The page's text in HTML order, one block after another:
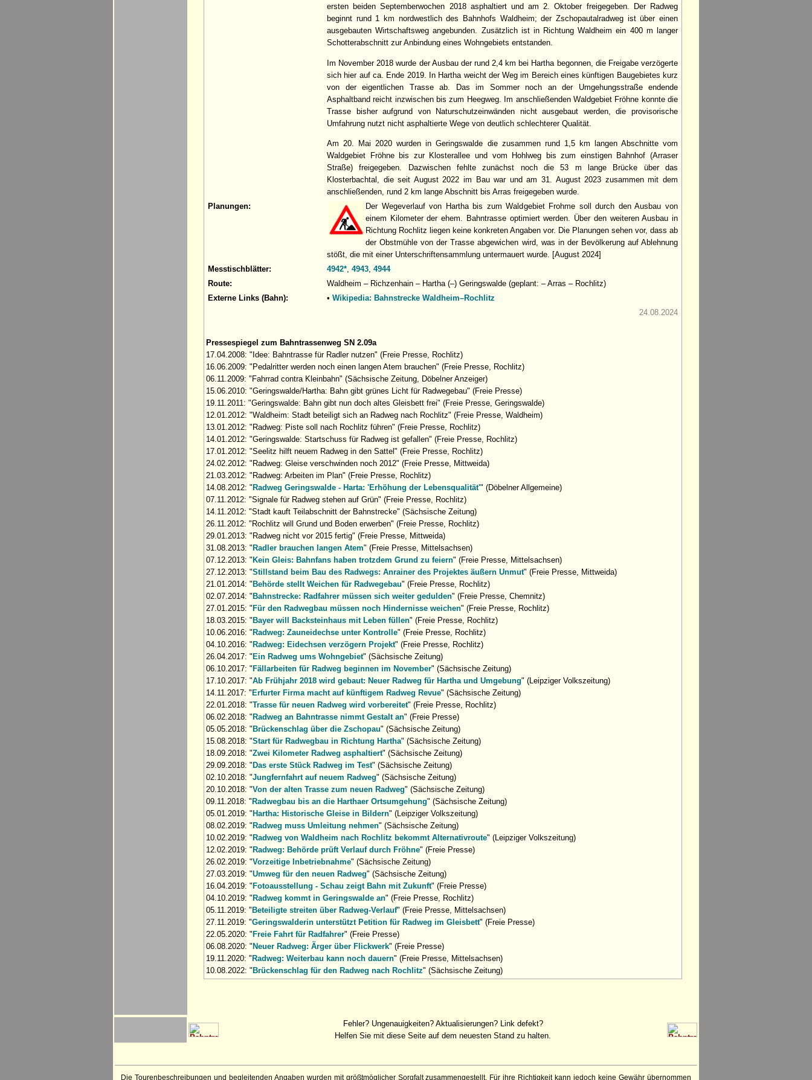
ersten beiden Septemberwochen 2018 asphaltiert und am 2. Oktober freigegeben. Der Radweg
beginnt rund 1 km nordwestlich des Bahnhofs Waldheim; der Zschopautalradweg ist über einen
ausgebauten Wirtschaftsweg angebunden. Zusätzlich ist in Richtung Waldheim ein 400 m langer
Schotterabschnitt zur Anbindung eines Wohngebiets entstanden.
Im November 2018 wurde der Ausbau der rund 2,4 km bei Hartha begonnen, die Freigabe verzögerte
sich hier auf ca. Ende 2019. In Hartha weicht der Weg im Bereich eines künftigen Baugebietes kurz
von der eigentlichen Trasse ab. Das im Sommer noch an der Umgehungsstraße endende
Asphaltband reicht inzwischen bis zum Heegweg. Im anschließenden Waldgebiet Fröhne konnte die
Trasse bisher aufgrund von Naturschutzeinwänden nicht ausgebaut werden, die provisorische
Umfahrung nutzt nicht asphaltierte Wege von deutlich schlechterer Qualität.
Am 20. Mai 2020 wurden in Geringswalde die zusammen rund 1,5 km langen Abschnitte vom
Waldgebiet Fröhne bis zur Klosterallee und vom Hohlweg bis zum einstigen Bahnhof (Arraser
Straße) freigegeben. Dazwischen fehlte zunächst noch die 53 m lange Brücke über das
Klosterbachtal, die seit August 2022 im Bau war und am 31. August 2023 zusammen mit dem
anschließenden, rund 2 km lange Abschnitt bis Arras freigegeben wurde.
Planungen:
Der Wegeverlauf von Hartha bis zum Waldgebiet Frohme soll durch den Ausbau von
einem Kilometer der ehem. Bahntrasse optimiert werden. Über den weiteren Ausbau in
Richtung Rochlitz liegen keine konkreten Angaben vor. Die Planungen sehen vor, dass ab
der Obstmühle von der Trasse abgewichen wird, was in der Bevölkerung auf Ablehnung
stößt, die mit einer Unterschriftensammlung untermauert wurde. [August 2024]
Messtischblätter:
4942*, 4943, 4944
Route:
Waldheim – Richzenhain – Hartha (–) Geringswalde (geplant: – Arras – Rochlitz)
Externe Links (Bahn):
• Wikipedia: Bahnstrecke Waldheim–Rochlitz
24.08.2024
Pressespiegel zum Bahntrassenweg SN 2.09a
17.04.2008: "Idee: Bahntrasse für Radler nutzen" (Freie Presse, Rochlitz)
16.06.2009: "Pedalritter werden noch einen langen Atem brauchen" (Freie Presse, Rochlitz)
06.11.2009: "Fahrrad contra Kleinbahn" (Sächsische Zeitung, Döbelner Anzeiger)
15.06.2010: "Geringswalde/Hartha: Bahn gibt grünes Licht für Radwegebau" (Freie Presse)
19.11.2011: "Geringswalde: Bahn gibt nun doch altes Gleisbett frei" (Freie Presse, Geringswalde)
12.01.2012: "Waldheim: Stadt beteiligt sich an Radweg nach Rochlitz" (Freie Presse, Waldheim)
13.01.2012: "Radweg: Piste soll nach Rochlitz führen" (Freie Presse, Rochlitz)
14.01.2012: "Geringswalde: Startschuss für Radweg ist gefallen" (Freie Presse, Rochlitz)
17.01.2012: "Seelitz hilft neuem Radweg in den Sattel" (Freie Presse, Rochlitz)
24.02.2012: "Radweg: Gleise verschwinden noch 2012" (Freie Presse, Mittweida)
21.03.2012: "Radweg: Arbeiten im Plan" (Freie Presse, Rochlitz)
14.08.2012: "Radweg Geringswalde - Harta: 'Erhöhung der Lebensqualität'" (Döbelner Allgemeine)
07.11.2012: "Signale für Radweg stehen auf Grün" (Freie Presse, Rochlitz)
14.11.2012: "Stadt kauft Teilabschnitt der Bahnstrecke" (Sächsische Zeitung)
26.11.2012: "Rochlitz will Grund und Boden erwerben" (Freie Presse, Rochlitz)
29.01.2013: "Radweg nicht vor 2015 fertig" (Freie Presse, Mittweida)
31.08.2013: "Radler brauchen langen Atem" (Freie Presse, Mittelsachsen)
07.12.2013: "Kein Gleis: Bahnfans haben trotzdem Grund zu feiern" (Freie Presse, Mittelsachsen)
27.12.2013: "Stillstand beim Bau des Radwegs: Anrainer des Projektes äußern Unmut" (Freie Presse, Mittweida)
21.01.2014: "Behörde stellt Weichen für Radwegebau" (Freie Presse, Rochlitz)
02.07.2014: "Bahnstrecke: Radfahrer müssen sich weiter gedulden" (Freie Presse, Chemnitz)
27.01.2015: "Für den Radwegbau müssen noch Hindernisse weichen" (Freie Presse, Rochlitz)
18.03.2015: "Bayer will Backsteinhaus mit Leben füllen" (Freie Presse, Rochlitz)
10.06.2016: "Radweg: Zauneidechse unter Kontrolle" (Freie Presse, Rochlitz)
04.10.2016: "Radweg: Eidechsen verzögern Projekt" (Freie Presse, Rochlitz)
26.04.2017: "Ein Radweg ums Wohngebiet" (Sächsische Zeitung)
06.10.2017: "Fällarbeiten für Radweg beginnen im November" (Sächsische Zeitung)
17.10.2017: "Ab Frühjahr 2018 wird gebaut: Neuer Radweg für Hartha und Umgebung" (Leipziger Volkszeitung)
14.11.2017: "Erfurter Firma macht auf künftigem Radweg Revue" (Sächsische Zeitung)
22.01.2018: "Trasse für neuen Radweg wird vorbereitet" (Freie Presse, Rochlitz)
06.02.2018: "Radweg an Bahntrasse nimmt Gestalt an" (Freie Presse)
05.05.2018: "Brückenschlag über die Zschopau" (Sächsische Zeitung)
15.08.2018: "Start für Radwegbau in Richtung Hartha" (Sächsische Zeitung)
18.09.2018: "Zwei Kilometer Radweg asphaltiert" (Sächsische Zeitung)
29.09.2018: "Das erste Stück Radweg im Test" (Sächsische Zeitung)
02.10.2018: "Jungfernfahrt auf neuem Radweg" (Sächsische Zeitung)
20.10.2018: "Von der alten Trasse zum neuen Radweg" (Sächsische Zeitung)
09.11.2018: "Radwegbau bis an die Harthaer Ortsumgehung" (Sächsische Zeitung)
05.01.2019: "Hartha: Historische Gleise in Bildern" (Leipziger Volkszeitung)
08.02.2019: "Radweg muss Umleitung nehmen" (Sächsische Zeitung)
10.02.2019: "Radweg von Waldheim nach Rochlitz bekommt Alternativroute" (Leipziger Volkszeitung)
12.02.2019: "Radweg: Behörde prüft Verlauf durch Fröhne" (Freie Presse)
26.02.2019: "Vorzeitige Inbetriebnahme" (Sächsische Zeitung)
27.03.2019: "Umweg für den neuen Radweg" (Sächsische Zeitung)
16.04.2019: "Fotoausstellung - Schau zeigt Bahn mit Zukunft" (Freie Presse)
04.10.2019: "Radweg kommt in Geringswalde an" (Freie Presse, Rochlitz)
05.11.2019: "Beteiligte streiten über Radweg-Verlauf" (Freie Presse, Mittelsachsen)
27.11.2019: "Geringswalderin unterstützt Petition für Radweg im Gleisbett" (Freie Presse)
22.05.2020: "Freie Fahrt für Radfahrer" (Freie Presse)
06.08.2020: "Neuer Radweg: Ärger über Flickwerk" (Freie Presse)
19.11.2020: "Radweg: Weiterbau kann noch dauern" (Freie Presse, Mittelsachsen)
10.08.2022: "Brückenschlag für den Radweg nach Rochlitz" (Sächsische Zeitung)
Fehler? Ungenauigkeiten? Aktualisierungen? Link defekt?
Helfen Sie mit diese Seite auf dem neuesten Stand zu halten.
Die Tourenbeschreibungen und begleitenden Angaben wurden mit größtmöglicher Sorgfalt zusammengestellt. Für ihre Richtigkeit kann jedoch keine Gewähr übernommen